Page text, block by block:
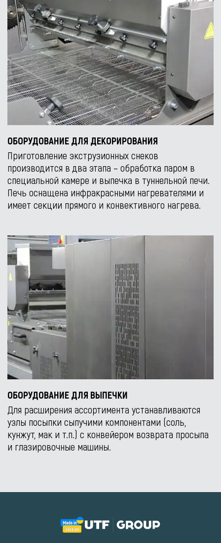
ОБОРУДОВАНИЕ ДЛЯ ДЕКОРИРОВАНИЯ
Приготовление экструзионных снеков
производится в два этапа – обработка паром в
специальной камере и выпечка в туннельной печи.
Печь оснащена инфракрасными нагревателями и
имеет секции прямого и конвективного нагрева.
ОБОРУДОВАНИЕ ДЛЯ ВЫПЕЧКИ
Для расширения ассортимента устанавливаются
узлы посыпки сыпучими компонентами (соль,
кунжут, мак и т.п.) с конвейером возврата просыпа
и глазировочные машины.